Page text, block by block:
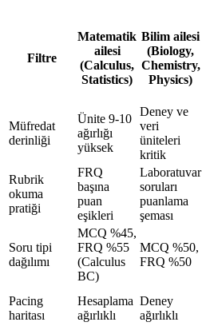
Filtre
Matematik
ailesi
(Calculus,
Statistics)
Bilim ailesi
(Biology,
Chemistry,
Physics)
Müfredat
derinliği
Ünite 9-10
ağırlığı
yüksek
Deney ve
veri
üniteleri
kritik
Rubrik
okuma
pratiği
FRQ
başına
puan
eşikleri
Laboratuvar
soruları
puanlama
şeması
Soru tipi
dağılımı
MCQ %45,
FRQ %55
(Calculus
BC)
MCQ %50,
FRQ %50
Pacing
haritası
Hesaplama
ağırlıklı
Deney
ağırlıklı